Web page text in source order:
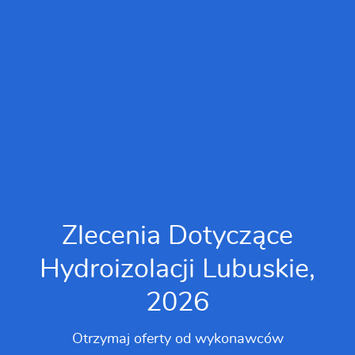
Zlecenia Dotyczące
Hydroizolacji Lubuskie,
2026
Otrzymaj oferty od wykonawców